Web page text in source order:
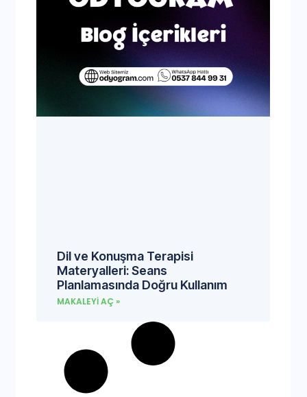
Dil ve Konuşma Terapisi
Materyalleri: Seans
Planlamasında Doğru Kullanım
MAKALEYI AÇ »